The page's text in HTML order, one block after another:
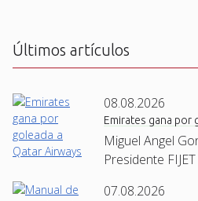
Últimos artículos
08.08.2026
Emirates gana por
Miguel Angel
Presidente
07.08.2026